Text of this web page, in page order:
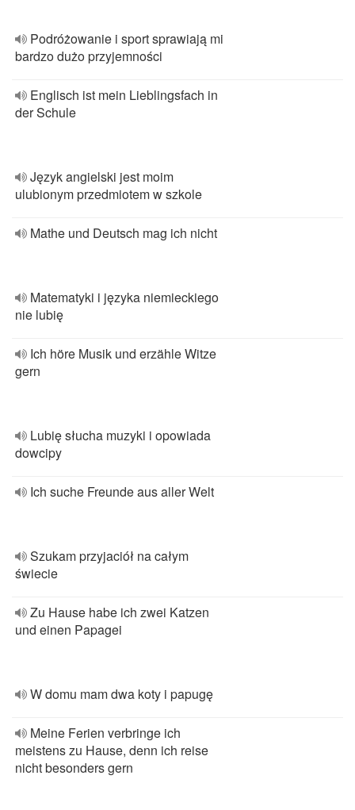
Podróżowanie i sport sprawiają mi
bardzo dużo przyjemności
Englisch ist mein Lieblingsfach in
der Schule
Język angielski jest moim
ulubionym przedmiotem w szkole
Mathe und Deutsch mag ich nicht
Matematyki i języka niemieckiego
nie lubię
Ich höre Musik und erzähle Witze
gern
Lubię słucha muzyki i opowiada
dowcipy
Ich suche Freunde aus aller Welt
Szukam przyjaciół na całym
świecie
Zu Hause habe ich zwei Katzen
und einen Papagei
W domu mam dwa koty i papugę
Meine Ferien verbringe ich
meistens zu Hause, denn ich reise
nicht besonders gern